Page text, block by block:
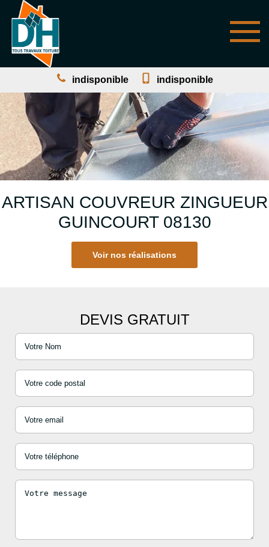
indisponible indisponible
ARTISAN COUVREUR ZINGUEUR
GUINCOURT 08130
Voir nos réalisations
DEVIS GRATUIT